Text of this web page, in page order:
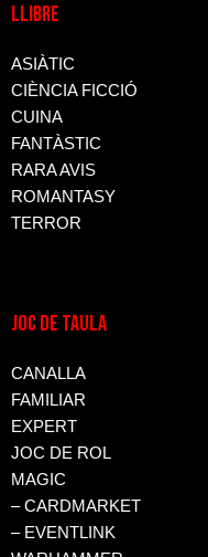
LLIBRE
ASIÀTIC
CIÈNCIA FICCIÓ
CUINA
FANTÀSTIC
RARA AVIS
ROMANTASY
TERROR
JOC DE TAULA
CANALLA
FAMILIAR
EXPERT
JOC DE ROL
MAGIC
– CARDMARKET
– EVENTLINK